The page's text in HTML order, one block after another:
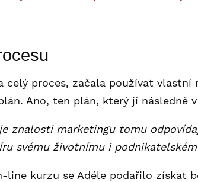
celý proces, začala používat vlastní
Ano, ten plán, který jí následně
znalosti marketingu tomu
svému životnímu i
line kurzu se Adéle podařilo získat